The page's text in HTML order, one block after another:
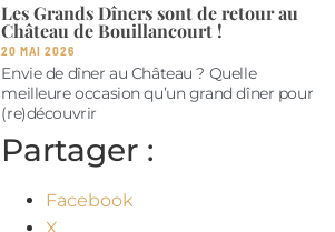
Les Grands Dîners sont de retour au
Château de Bouillancourt !
20 MAI 2026
Envie de dîner au Château ? Quelle
meilleure occasion qu’un grand dîner pour
(re)découvrir
Partager :
Facebook